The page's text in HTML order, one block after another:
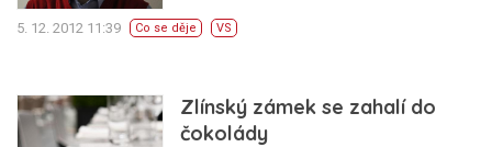
5. 12. 2012 11:39 Co se děje VS
Zlínský zámek se zahalí do
čokolády